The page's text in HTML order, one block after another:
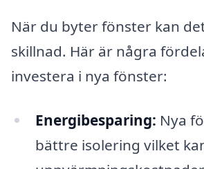
När du byter fönster kan
skillnad. Här är några
investera i nya fönster:
Energibesparing: Nya
bättre isolering vilket